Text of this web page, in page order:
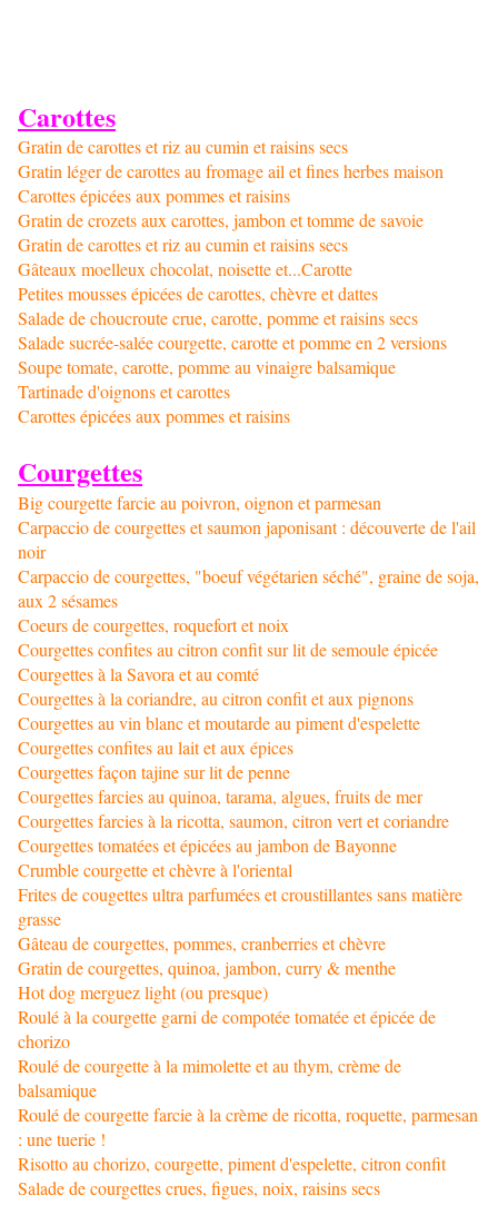
Carottes
Gratin de carottes et riz au cumin et raisins secs
Gratin léger de carottes au fromage ail et fines herbes maison
Carottes épicées aux pommes et raisins
Gratin de crozets aux carottes, jambon et tomme de savoie
Gratin de carottes et riz au cumin et raisins secs
Gâteaux moelleux chocolat, noisette et...Carotte
Petites mousses épicées de carottes, chèvre et dattes
Salade de choucroute crue, carotte, pomme et raisins secs
Salade sucrée-salée courgette, carotte et pomme en 2 versions
Soupe tomate, carotte, pomme au vinaigre balsamique
Tartinade d'oignons et carottes
Carottes épicées aux pommes et raisins
Courgettes
Big courgette farcie au poivron, oignon et parmesan
Carpaccio de courgettes et saumon japonisant : découverte de l'ail
noir
Carpaccio de courgettes, "boeuf végétarien séché", graine de soja,
aux 2 sésames
Coeurs de courgettes, roquefort et noix
Courgettes confites au citron confit sur lit de semoule épicée
Courgettes à la Savora et au comté
Courgettes à la coriandre, au citron confit et aux pignons
Courgettes au vin blanc et moutarde au piment d'espelette
Courgettes confites au lait et aux épices
Courgettes façon tajine sur lit de penne
Courgettes farcies au quinoa, tarama, algues, fruits de mer
Courgettes farcies à la ricotta, saumon, citron vert et coriandre
Courgettes tomatées et épicées au jambon de Bayonne
Crumble courgette et chèvre à l'oriental
Frites de cougettes ultra parfumées et croustillantes sans matière
grasse
Gâteau de courgettes, pommes, cranberries et chèvre
Gratin de courgettes, quinoa, jambon, curry & menthe
Hot dog merguez light (ou presque)
Roulé à la courgette garni de compotée tomatée et épicée de
chorizo
Roulé de courgette à la mimolette et au thym, crème de
balsamique
Roulé de courgette farcie à la crème de ricotta, roquette, parmesan
: une tuerie !
Risotto au chorizo, courgette, piment d'espelette, citron confit
Salade de courgettes crues, figues, noix, raisins secs